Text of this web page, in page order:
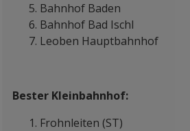
Bahnhof Baden
Bahnhof Bad Ischl
Leoben Hauptbahnhof
Bester Kleinbahnhof:
Frohnleiten (ST)